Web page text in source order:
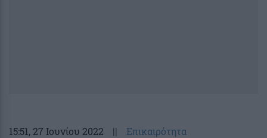
15:51, 27 Ιουνίου 2022 || Επικαιρότητα